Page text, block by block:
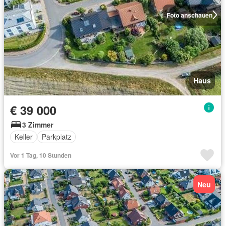
Foto anschauen
Haus
€ 39 000
3 Zimmer
Keller
Parkplatz
Vor 1 Tag, 10 Stunden
Neu